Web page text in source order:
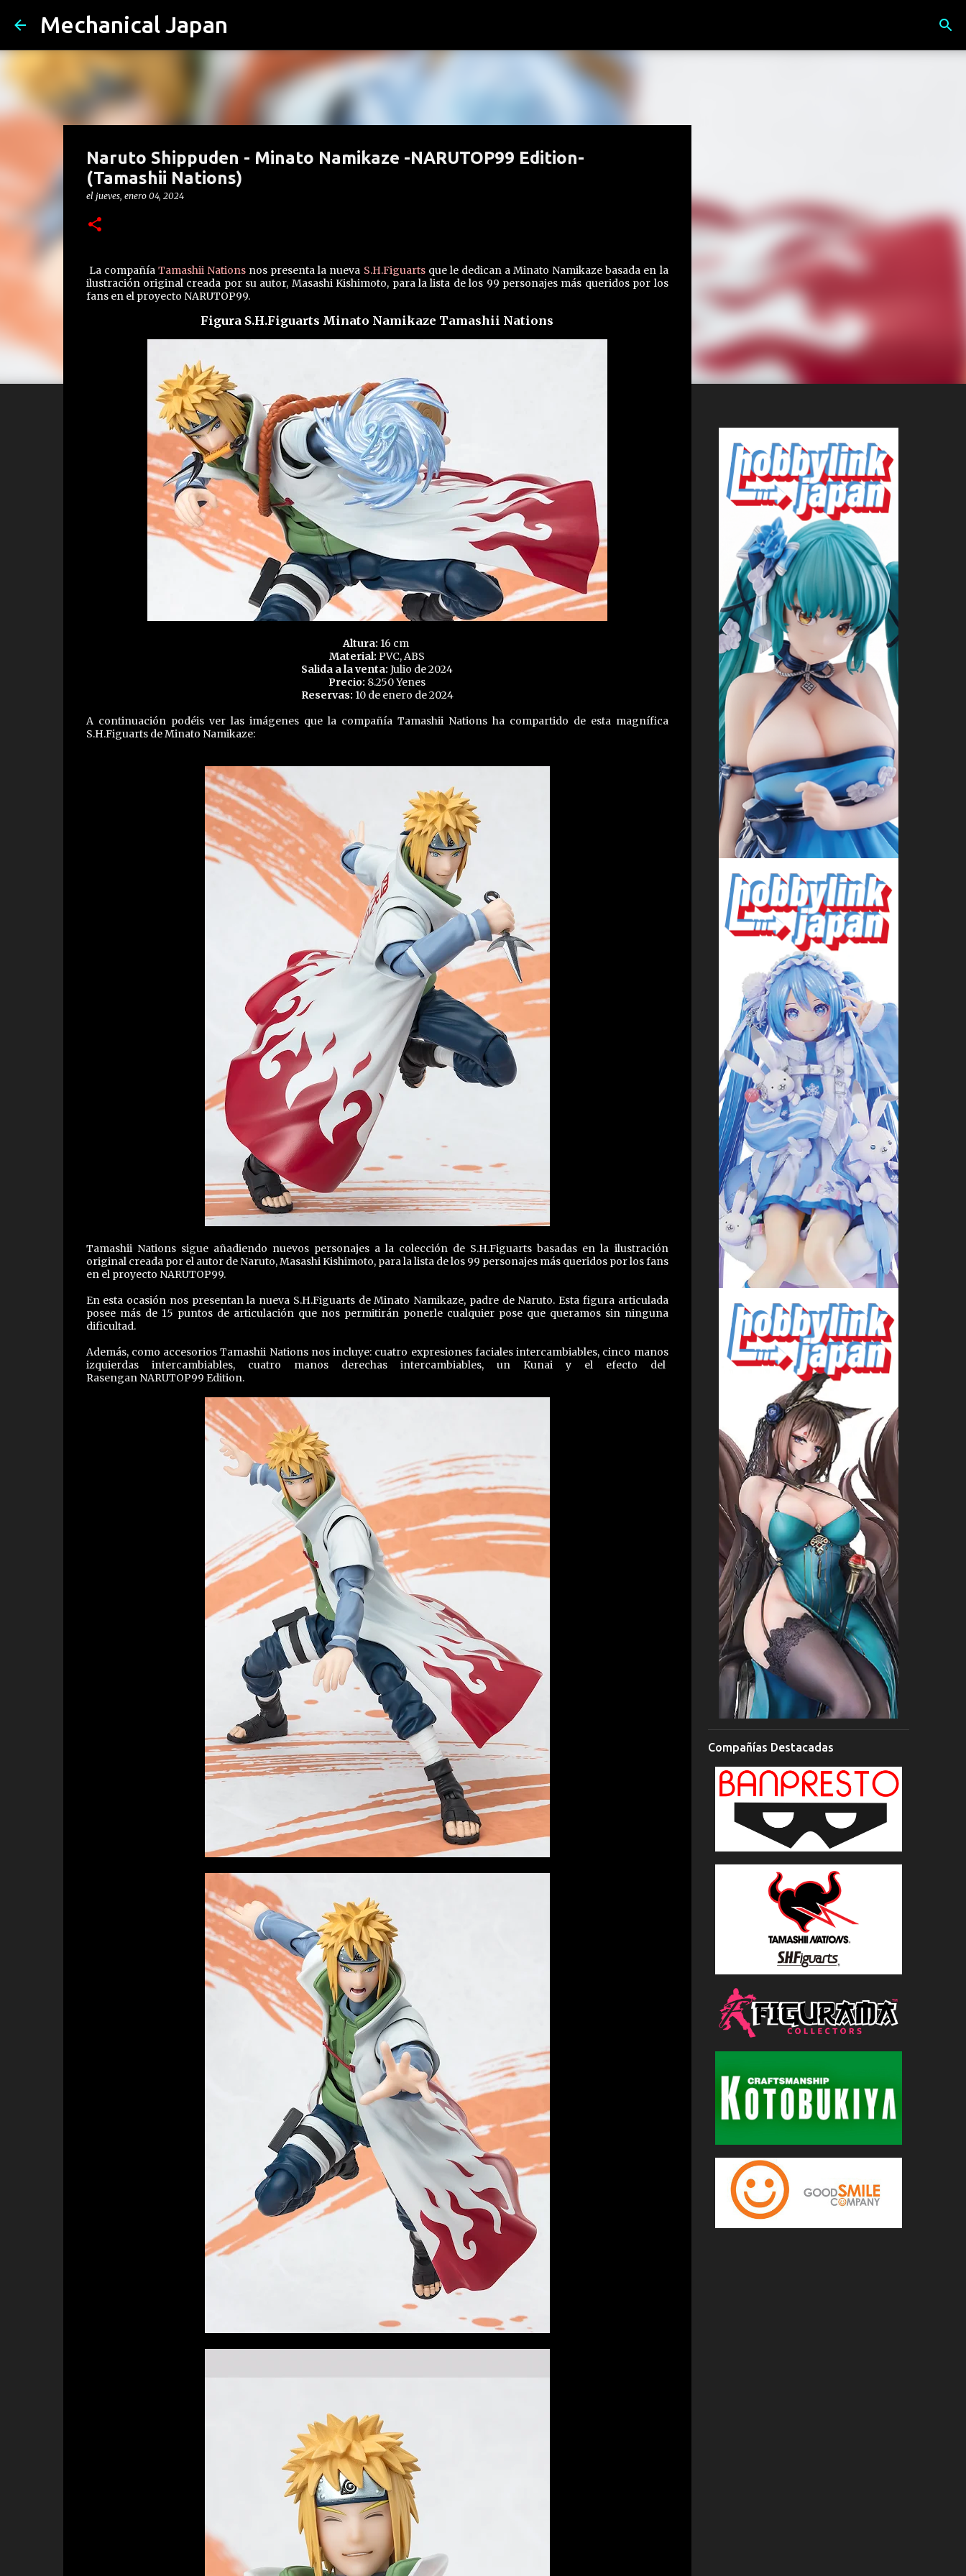
Mechanical Japan
Naruto Shippuden - Minato Namikaze -NARUTOP99 Edition-
(Tamashii Nations)
el jueves, enero 04, 2024
La compañíaTamashii Nations nos presenta la nueva S.H.Figuartsque le dedican a Minato Namikaze basada en la
ilustración original creada por su autor, Masashi Kishimoto, para la lista de los 99 personajes más queridos por los
fans en el proyecto NARUTOP99.
Figura S.H.Figuarts Minato Namikaze Tamashii Nations
Altura: 16 cm
Material: PVC, ABS
Salida a la venta: Julio de 2024
Precio: 8.250 Yenes
Reservas: 10 de enero de 2024
A continuación podéis ver las imágenes que la compañía Tamashii Nations ha compartido de esta magnífica
S.H.Figuarts de Minato Namikaze:
Tamashii Nations sigue añadiendo nuevos personajes a la colección de S.H.Figuarts basadas en la ilustración
original creada por el autor de Naruto, Masashi Kishimoto, para la lista de los 99 personajes más queridos por los fans
en el proyecto NARUTOP99.
En esta ocasión nos presentan la nueva S.H.Figuarts de Minato Namikaze, padre de Naruto. Esta figura articulada
posee más de 15 puntos de articulación que nos permitirán ponerle cualquier pose que queramos sin ninguna
dificultad.
Además, como accesorios Tamashii Nations nos incluye: cuatro expresiones faciales intercambiables, cinco manos
izquierdas intercambiables, cuatro manos derechas intercambiables, un Kunai y el efecto del
Rasengan NARUTOP99 Edition.
Compañías Destacadas